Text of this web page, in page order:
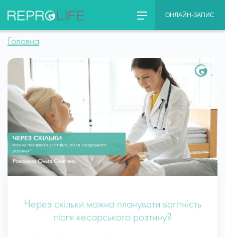
content
ОНЛАЙН-ЗАПИС
Головна
Через скільки можна планувати вагітність
після кесарського розтину?